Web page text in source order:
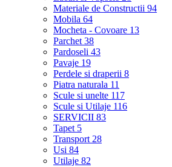
Materiale de Constructii 94
Mobila 64
Mocheta - Covoare 13
Parchet 38
Pardoseli 43
Pavaje 19
Perdele si draperii 8
Piatra naturala 11
Scule si unelte 117
Scule si Utilaje 116
SERVICII 83
Tapet 5
Transport 28
Usi 84
Utilaje 82